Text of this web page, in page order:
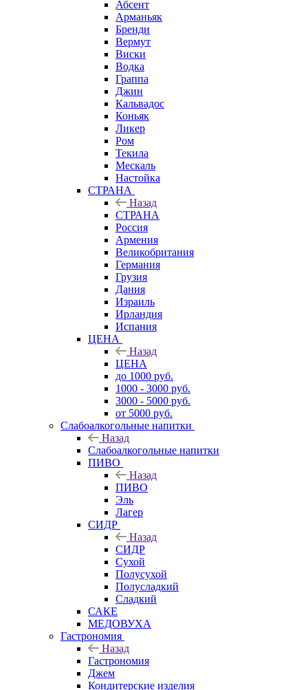
Абсент
Арманьяк
Бренди
Вермут
Виски
Водка
Граппа
Джин
Кальвадос
Коньяк
Ликер
Ром
Текила
Мескаль
Настойка
СТРАНА
Назад
СТРАНА
Россия
Армения
Великобритания
Германия
Грузия
Дания
Израиль
Ирландия
Испания
ЦЕНА
Назад
ЦЕНА
до 1000 руб.
1000 - 3000 руб.
3000 - 5000 руб.
от 5000 руб.
Слабоалкогольные напитки
Назад
Слабоалкогольные напитки
ПИВО
Назад
ПИВО
Эль
Лагер
СИДР
Назад
СИДР
Сухой
Полусухой
Полусладкий
Сладкий
САКЕ
МЕДОВУХА
Гастрономия
Назад
Гастрономия
Джем
Кондитерские изделия